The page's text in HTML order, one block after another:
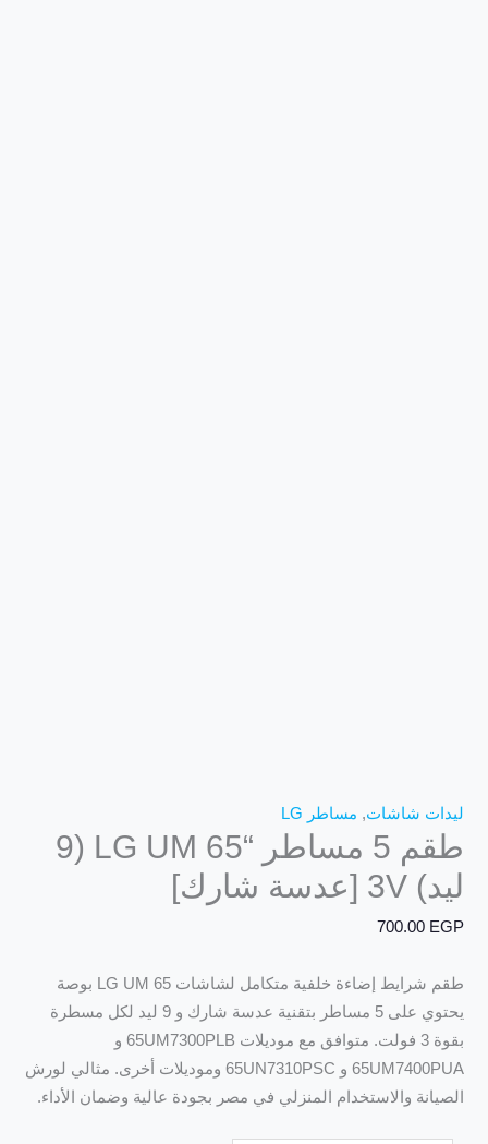
ليدات شاشات, مساطر LG
طقم 5 مساطر “65 LG UM (9
ليد) 3V [عدسة شارك]
700.00 EGP
طقم شرايط إضاءة خلفية متكامل لشاشات LG UM 65 بوصة
يحتوي على 5 مساطر بتقنية عدسة شارك و 9 ليد لكل مسطرة
بقوة 3 فولت. متوافق مع موديلات 65UM7300PLB و
65UM7400PUA و 65UN7310PSC وموديلات أخرى. مثالي لورش
الصيانة والاستخدام المنزلي في مصر بجودة عالية وضمان الأداء.